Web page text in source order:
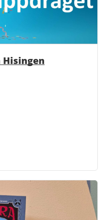
Hisingen